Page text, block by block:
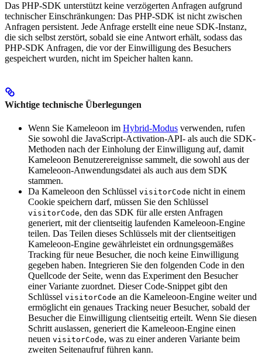
Das PHP-SDK unterstützt keine verzögerten Anfragen aufgrund
technischer Einschränkungen: Das PHP-SDK ist nicht zwischen
Anfragen persistent. Jede Anfrage erstellt eine neue SDK-Instanz,
die sich selbst zerstört, sobald sie eine Antwort erhält, sodass das
PHP-SDK Anfragen, die vor der Einwilligung des Besuchers
gespeichert wurden, nicht im Speicher halten kann.
Wichtige technische Überlegungen
Wenn Sie Kameleoon im Hybrid-Modus verwenden, rufen
Sie sowohl die JavaScript-Activation-API- als auch die SDK-
Methoden nach der Einholung der Einwilligung auf, damit
Kameleoon Benutzerereignisse sammelt, die sowohl aus der
Kameleoon-Anwendungsdatei als auch aus dem SDK
stammen.
Da Kameleoon den Schlüssel visitorCode nicht in einem
Cookie speichern darf, müssen Sie den Schlüssel
visitorCode, den das SDK für alle ersten Anfragen
generiert, mit der clientseitig laufenden Kameleoon-Engine
teilen. Das Teilen dieses Schlüssels mit der clientseitigen
Kameleoon-Engine gewährleistet ein ordnungsgemäßes
Tracking für neue Besucher, die noch keine Einwilligung
gegeben haben. Integrieren Sie den folgenden Code in den
Quellcode der Seite, wenn das Experiment den Besucher
einer Variante zuordnet. Dieser Code-Snippet gibt den
Schlüssel visitorCode an die Kameleoon-Engine weiter und
ermöglicht ein genaues Tracking neuer Besucher, sobald der
Besucher die Einwilligung clientseitig erteilt. Wenn Sie diesen
Schritt auslassen, generiert die Kameleoon-Engine einen
neuen visitorCode, was zu einer anderen Variante beim
zweiten Seitenaufruf führen kann.